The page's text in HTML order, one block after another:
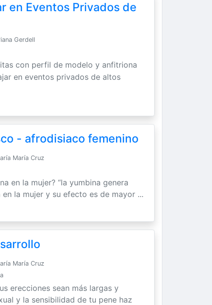
en Eventos Privados de
Gerdell
con perfil de modelo y anfitriona
en eventos privados de altos
- afrodisiaco femenino
María Cruz
en la mujer? “la yumbina genera
la mujer y su efecto es de mayor ...
María Cruz
erecciones sean más largas y
y la sensibilidad de tu pene haz